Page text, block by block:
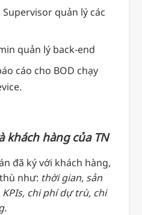
quản lý các
quản lý back-end
cáo cho BOD chạy
khách hàng của TN
đã ký với khách hàng,
như: thời gian, sản
chi phí dự trù, chi